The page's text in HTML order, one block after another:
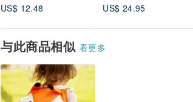
US$ 12.48
US$ 24.95
与此商品相似 看更多